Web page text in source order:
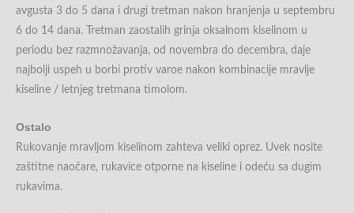
avgusta 3 do 5 dana i drugi tretman nakon hranjenja u septembru
6 do 14 dana. Tretman zaostalih grinja oksalnom kiselinom u
periodu bez razmnožavanja, od novembra do decembra, daje
najbolji uspeh u borbi protiv varoe nakon kombinacije mravlje
kiseline / letnjeg tretmana timolom.
Ostalo
Rukovanje mravljom kiselinom zahteva veliki oprez. Uvek nosite
zaštitne naočare, rukavice otporne na kiseline i odeću sa dugim
rukavima.